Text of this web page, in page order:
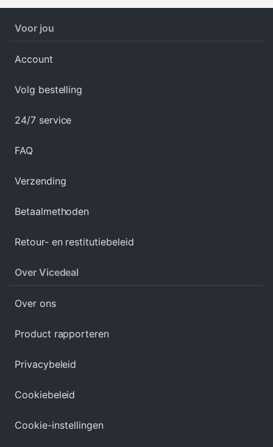
Voor jou
Account
Volg bestelling
24/7 service
FAQ
Verzending
Betaalmethoden
Retour- en restitutiebeleid
Over Vicedeal
Over ons
Product rapporteren
Privacybeleid
Cookiebeleid
Cookie-instellingen